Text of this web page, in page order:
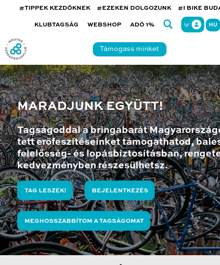
#TIPPEK KEZDŐKNEK #EZEKEN DOLGOZUNK #I BIKE
KLUBTAGSÁG WEBSHOP ADÓ 1% HU
Támogass minket
MARADJUNK EGYÜTT!
Tagságoddal a bringabarát
tett erőfeszítéseinket támogathatod,
felelősség- és lopásbiztosításban,
kedvezményben részesülhetsz.
TAG LESZEK! BEJELENTKEZÉS
MEGHOSSZABBÍTOM A TAGSÁGOMAT